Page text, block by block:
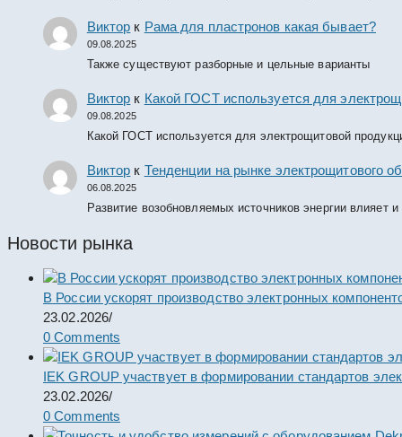
Виктор к Рама для пластронов какая бывает?
09.08.2025
Также существуют разборные и цельные варианты
Виктор к Какой ГОСТ используется для
09.08.2025
Какой ГОСТ используется для электрощитовой
Виктор к Тенденции на рынке электрощитового
06.08.2025
Развитие возобновляемых источников энергии влияет
Новости рынка
В России ускорят производство электронных
23.02.2026/
0 Comments
IEK GROUP участвует в формировании стандартов
23.02.2026/
0 Comments